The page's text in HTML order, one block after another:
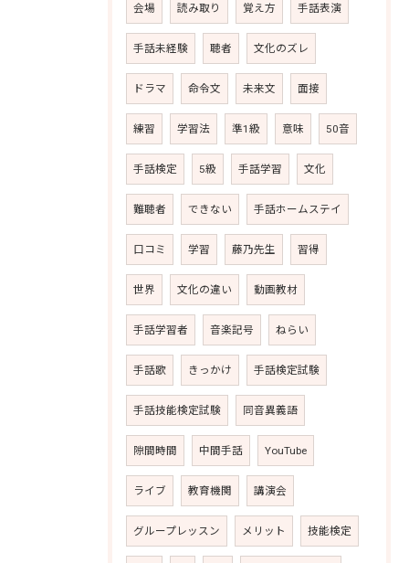
会場 読み取り 覚え方 手話表演
手話未経験 聴者 文化のズレ
ドラマ 命令文 未来文 面接
練習 学習法 準1級 意味 50音
手話検定 5級 手話学習 文化
難聴者 できない 手話ホームステイ
口コミ 学習 藤乃先生 習得
世界 文化の違い 動画教材
手話学習者 音楽記号 ねらい
手話歌 きっかけ 手話検定試験
手話技能検定試験 同音異義語
隙間時間 中間手話 YouTube
ライブ 教育機関 講演会
グループレッスン メリット 技能検定